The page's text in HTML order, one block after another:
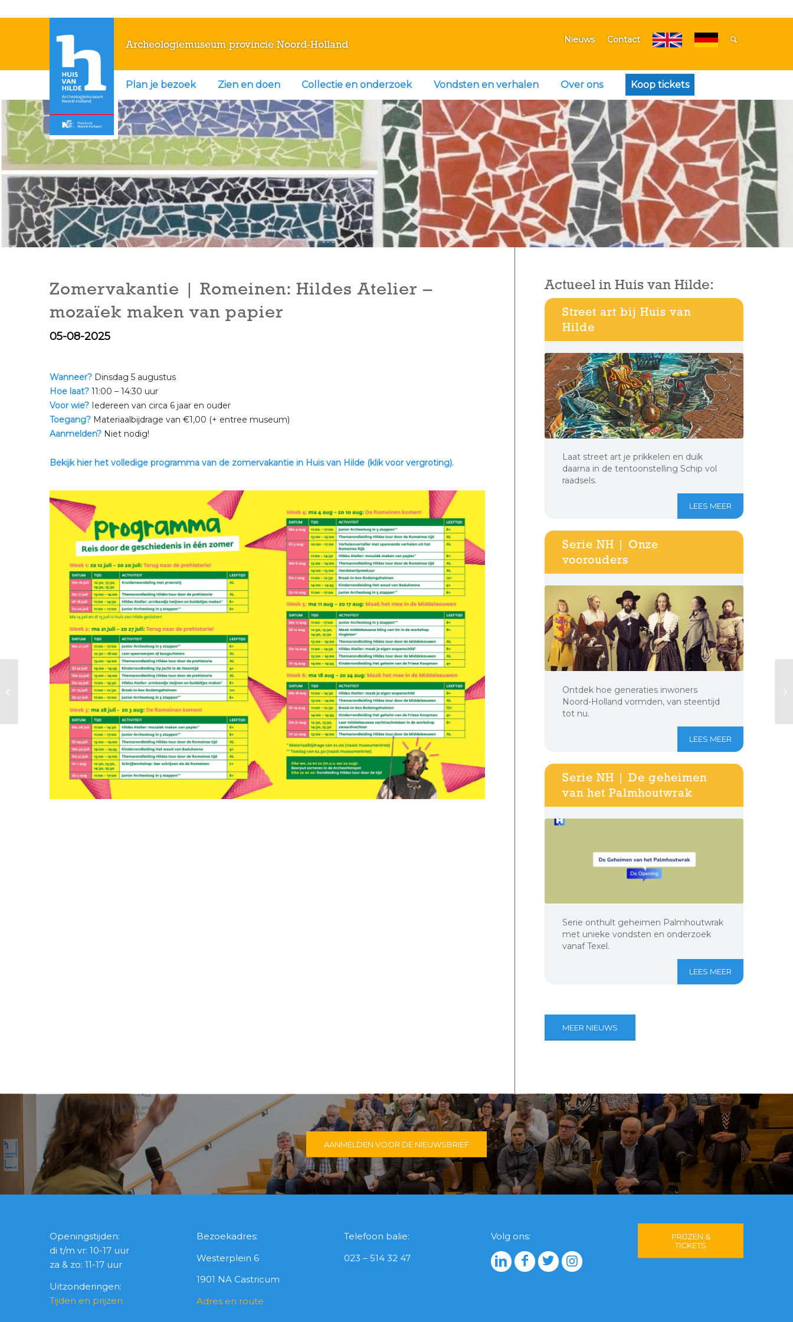
Archeologiemuseum provincie Noord-Holland Nieuws Contact
Plan je bezoek Zien en doen Collectie en onderzoek Vondsten en verhalen Over ons Koop tickets
Zomervakantie | Romeinen: Hildes Atelier –
mozaïek maken van papier
05-08-2025
Wanneer?Dinsdag 5 augustus
Hoe laat?11:00 – 14:30 uur
Voor wie? Iedereen van circa 6 jaar en ouder
Toegang?Materiaalbijdrage van €1,00 (+ entree museum)
Aanmelden?Niet nodig!
Bekijk hier het volledige programma van de zomervakantie in Huis van Hilde (klik voor vergroting).
Actueel in Huis van Hilde:
Street art bij Huis van
Hilde
Laat street art je prikkelen en duik
daarna in de tentoonstelling Schip vol
raadsels.
LEES MEER
Serie NH | Onze
voorouders
Ontdek hoe generaties inwoners
Noord-Holland vormden, van steentijd
tot nu.
LEES MEER
Serie NH | De geheimen
van het Palmhoutwrak
Serie onthult geheimen Palmhoutwrak
met unieke vondsten en onderzoek
vanaf Texel.
LEES MEER
MEER NIEUWS
AANMELDEN VOOR DE NIEUWSBRIEF
Openingstijden:
di t/m vr: 10-17 uur
za & zo: 11-17 uur
Uitzonderingen:
Tijden en prijzen
Bezoekadres:
Westerplein 6
1901 NA Castricum
Adres en route
Telefoon balie:
023 – 514 32 47
Volg ons:
PRIJZEN &
TICKETS
Zomervakantie |
Middeleeuwen:
Kinderrondleiding
Het geheim van de